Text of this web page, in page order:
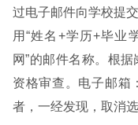
过电子邮件向学校提
用“姓名+学历+毕业
网”的邮件名称。根
资格审查。电子邮箱
者，一经发现，取消选